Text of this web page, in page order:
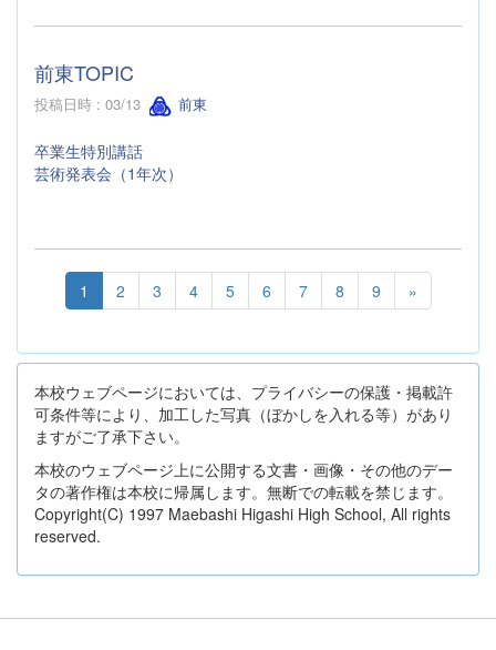
前東TOPIC
投稿日時 : 03/13 前東
卒業生特別講話
芸術発表会（1年次）
1 2 3 4 5 6 7 8 9 »
本校ウェブページにおいては、プライバシーの保護・掲載許
可条件等により、加工した写真（ぼかしを入れる等）があり
ますがご了承下さい。
本校のウェブページ上に公開する文書・画像・その他のデー
タの著作権は本校に帰属します。無断での転載を禁じます。
Copyright(C) 1997 Maebashi Higashi High School, All rights
reserved.